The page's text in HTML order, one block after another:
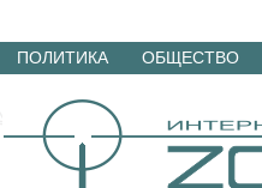
Перейти
материалам
ПОЛИТИКА ОБЩЕСТВО